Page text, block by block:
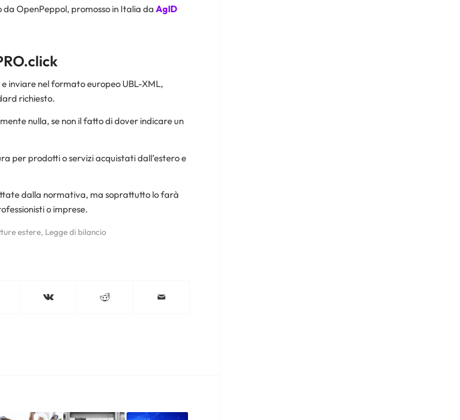
OpenPeppol, promosso in Italia da AgID
e inviare nel formato europeo UBL-XML,
richiesto.
nulla, se non il fatto di dover indicare un
per prodotti o servizi acquistati dall’estero e
dalla normativa, ma soprattutto lo farà
o imprese.
estere, Legge di bilancio